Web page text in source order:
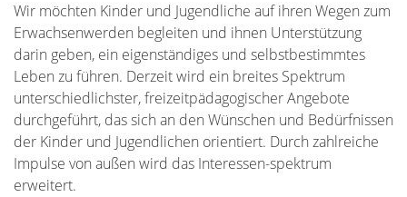
Wir möchten Kinder und Jugendliche auf ihren Wegen zum
Erwachsenwerden begleiten und ihnen Unterstützung
darin geben, ein eigenständiges und selbstbestimmtes
Leben zu führen. Derzeit wird ein breites Spektrum
unterschiedlichster, freizeitpädagogischer Angebote
durchgeführt, das sich an den Wünschen und Bedürfnissen
der Kinder und Jugendlichen orientiert. Durch zahlreiche
Impulse von außen wird das Interessen-spektrum
erweitert.